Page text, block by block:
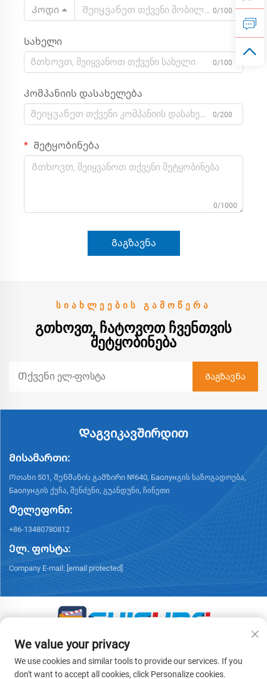
Კოდი
0/100
Სახელი
0/100
Კომპანიის დასახელება
0/200
Შეტყობინება
0/1000
Გაგზავნა
ᲡᲘᲐᲮᲚᲔᲔᲑᲘᲡ ᲒᲐᲛᲝᲬᲔᲠᲐ
ᲒᲗᲮᲝᲕᲗ, ᲩᲐᲢᲝᲕᲝᲗ ᲩᲕᲔᲜᲗᲕᲘᲡ
ᲨᲔᲢᲧᲝᲑᲘᲜᲔᲑᲐ
Დაგვიკავშირდით
Მისამართი:
Ოთახი 501, შენშანის გამზირი №640, Баолунგის საზოგადოება,
Баолунგის ქუჩა, შენძენი, გუანდუნი, ჩინეთი
Ტელეფონი:
+86-13480780812
Ელ. ფოსტა:
Company E-mail: [email protected]
Საავტორო უფლებები © 2026 ჩისუნგის ინტელექტუალური
ტექნოლოგიები (შენძენი) კო., ლტდ. ყველა უფლება დაცულია.
Კონფიდენციალურობის პოლიტიკა
We value your privacy
We use cookies and similar tools to provide our services. If you
don't want to accept all cookies, click Personalize cookies.